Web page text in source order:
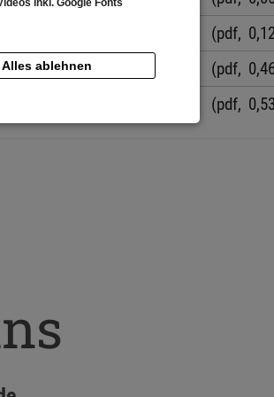
(pdf,
(pdf,
(pdf,
Alles ablehnen